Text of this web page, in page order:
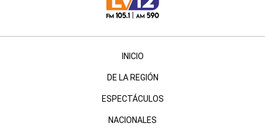
INICIO
DE LA REGIÓN
ESPECTÁCULOS
NACIONALES